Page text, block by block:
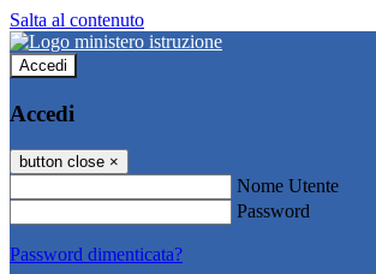
Salta al contenuto
Accedi
Accedi
button close ×
Nome Utente
Password
Password dimenticata?